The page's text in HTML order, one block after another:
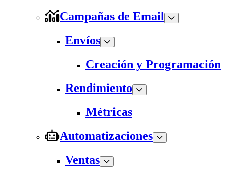
Campañas de Email
Envíos
Creación y Programación
Rendimiento
Métricas
Automatizaciones
Ventas